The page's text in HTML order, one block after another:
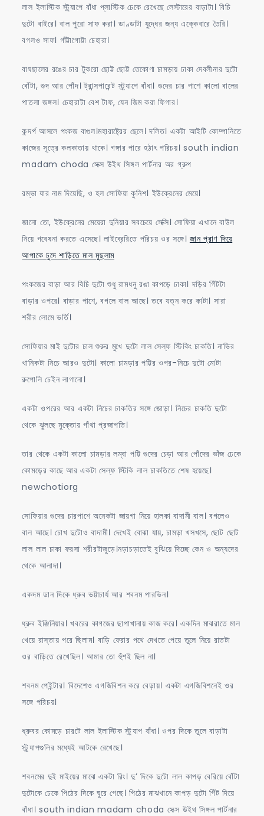
লাল ইলাস্টিক স্ট্র্যাপে বাঁধা প্লাস্টিক ঢেকে রেখেছে লেস্টারের বাড়াটা। বিচি
দুটো বাইরে। বাল পুরো সাফ করা। ডাণ্ডাটা যুদ্ধের জন্য এক্কেবারে তৈরি।
বগলও সাফ। গাঁট্টাগোট্টা চেহারা।
বাঘছালের রঙের চার টুকরো ছোট্ট ছোট্ট তেকোণা চামড়ায় ঢাকা দেবলীনার দুটো
বোঁটা, গুদ আর পোঁদ। ট্রান্সপারেন্ট স্ট্র্যাপে বাঁধা। গুদের চার পাশে কালো বালের
পাতলা জঙ্গল। চেহারাটা বেশ টাফ, যেন জিম করা ফিগার।
কন্দর্প আসলে পংকজ বাগুল।মহারাষ্ট্রের ছেলে। দলিত। একটা আইটি কোম্পানিতে
কাজের সূত্রে কলকাতায় থাকে। গঙ্গার পারে হঠাৎ পরিচয়। south indian
madam choda সেক্স উইথ সিঙ্গল পার্টনার অর গ্রুপ
রম্ভা যার নাম দিয়েছি, ও হল সোফিয়া কুনিশ। ইউক্রেনের মেয়ে।
জানো তো, ইউক্রেনের মেয়েরা দুনিয়ার সবচেয়ে সেক্সি। সোফিয়া এখানে বাউল
নিয়ে গবেষনা করতে এসেছে। লাইব্রেরিতে পরিচয় ওর সঙ্গে। জান প্রাণ দিয়ে
আপাকে চুদে শাড়িতে মাল মুছলাম
পংকজের বাড়া আর বিচি দুটো শুধু রামধনু রঙা কাপড়ে ঢাকা। দড়ির গিঁটটা
বাড়ার ওপরে। বাড়ার পাশে, বগলে বাল আছে। তবে যত্ন করে কাটা। সারা
শরীর লোমে ভর্তি।
সোফিয়ার মাই দুটোর ঢাল শুরুর মুখে দুটো লাল সেল্ফ স্টিকিং চাকতি। নাভির
খানিকটা নিচে আরও দুটো। কালো চামড়ার পট্টির ওপর-নিচে দুটো মোটা
রুপোলি চেইন লাগানো।
একটা ওপরের আর একটা নিচের চাকতির সঙ্গে জোড়া। নিচের চাকতি দুটো
থেকে ঝুলছে মুক্তোয় গাঁথা প্রজাপতি।
তার থেকে একটা কালো চামড়ার লম্বা পট্টি গুদের চেড়া আর পোঁদের ভাঁজ ঢেকে
কোমড়ের কাছে আর একটা সেল্ফ স্টিকি লাল চাকতিতে শেষ হয়েছে।
newchotiorg
সোফিয়ার গুদের চারপাশে অনেকটা জায়গা নিয়ে হালকা বাদামী বাল। বগলেও
বাল আছে। চোখ দুটোও বাদামী। দেখেই বোঝা যায়, চামড়া খসখসে, ছোট ছোট
লাল লাল চাকা ফরসা শরীরটাজুড়ে।নড়াচড়াতেই বুঝিয়ে দিচ্ছে কেন ও অন্যদের
থেকে আলাদা।
একদম ডান দিকে ধ্রুব ভট্টাচার্য আর শবনম পারভিন।
ধ্রুব ইঞ্জিনিয়ার। খবরের কাগজের ছাপাখানায় কাজ করে। একদিন মাঝরাতে মাল
খেয়ে রাস্তায় পরে ছিলাম। বাড়ি ফেরার পথে দেখতে পেয়ে তুলে নিয়ে রাতটা
ওর বাড়িতে রেখেছিল। আমার তো হুঁশই ছিল না।
শবনম পেইন্টার। বিদেশেও এগজিবিশন করে বেড়ায়। একটা এগজিবিশনেই ওর
সঙ্গে পরিচয়।
ধ্রুবর কোমড়ে চারটে লাল ইলাস্টিক স্ট্র্যাপ বাঁধা। ওপর দিকে তুলে বাড়াটা
স্ট্র্যাপগুলির মধ্যেই আটকে রেখেছে।
শবনমের দুই মাইয়ের মাঝে একটা রিং। দু’ দিকে দুটো লাল কাপড় বেরিয়ে বোঁটা
দুটোকে ঢেকে পিঠের দিকে ঘুরে গেছে। পিঠের মাঝখানে কাপড় দুটো গিঁট দিয়ে
বাঁধা। south indian madam choda সেক্স উইথ সিঙ্গল পার্টনার